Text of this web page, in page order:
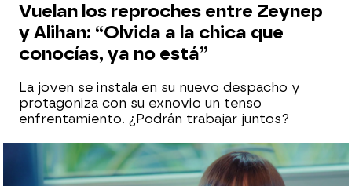
Vuelan los reproches entre Zeynep
y Alihan: “Olvida a la chica que
conocías, ya no está”
La joven se instala en su nuevo despacho y
protagoniza con su exnovio un tenso
enfrentamiento. ¿Podrán trabajar juntos?
Así se fraguó el fichaje de Zeynep como
copresidenta: “El dolor te hace cambiar”